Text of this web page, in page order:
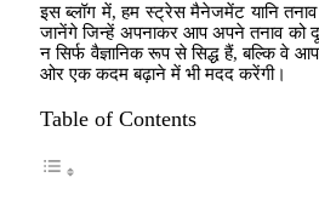
इस ब्लॉग में, हम स्ट्रेस मैनेजमेंट यानि
जानेंगे जिन्हें अपनाकर आप अपने तनाव को
न सिर्फ वैज्ञानिक रूप से सिद्ध हैं, बल्कि वे
ओर एक कदम बढ़ाने में भी मदद करेंगी।
Table of Contents